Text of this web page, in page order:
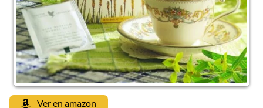
Ver en amazon